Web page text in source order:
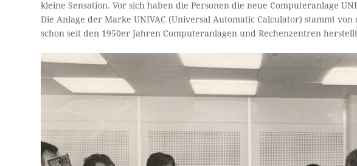
kleine Sensation. Vor sich haben die Personen die neue Computeranlage
Die Anlage der Marke UNIVAC (Universal Automatic Calculator) stammt
schon seit den 1950er Jahren Computeranlagen und Rechenzentren